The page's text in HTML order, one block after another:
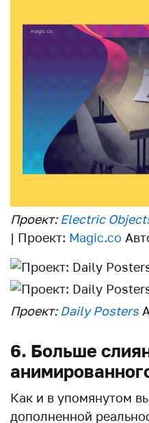
Проект: Electric
| Проект: Magic.co
Проект: Daily Posters
6. Больше
Как и в упомянутом
дополненной